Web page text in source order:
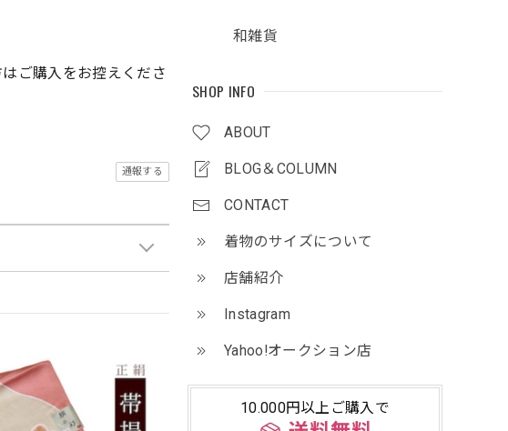
和雑貨
SHOP INFO
ABOUT
BLOG＆COLUMN
CONTACT
着物のサイズについて
店舗紹介
Instagram
Yahoo!オークション店
10.000円以上ご購入で
ご購入をお控えくださ
通報する